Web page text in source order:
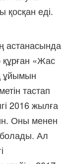
еді.
астанасында
құрған «Жас
ұйымын
тастап
2016 жылға
Оны менен
болады. Ал